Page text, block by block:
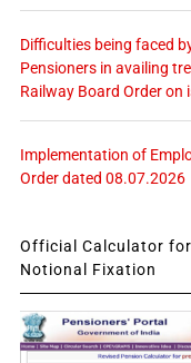
Difficulties being faced
Pensioners in availing
Railway Board Order on
Implementation of
Order dated 08.07.2026
Official Calculator
Notional Fixation